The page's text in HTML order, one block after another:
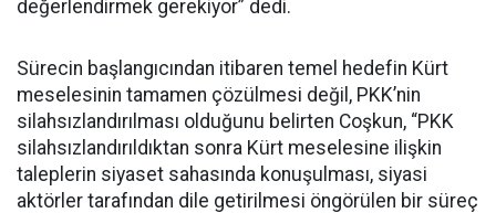
değerlendirmek gerekiyor” dedi.
Sürecin başlangıcından itibaren temel hedefin Kürt
meselesinin tamamen çözülmesi değil, PKK’nin
silahsızlandırılması olduğunu belirten Coşkun, “PKK
silahsızlandırıldıktan sonra Kürt meselesine ilişkin
taleplerin siyaset sahasında konuşulması, siyasi
aktörler tarafından dile getirilmesi öngörülen bir süreç